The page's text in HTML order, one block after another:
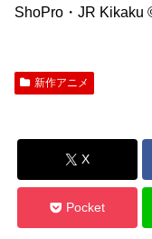
ShoPro・JR Kikaku
新作アニメ
X
Pocket